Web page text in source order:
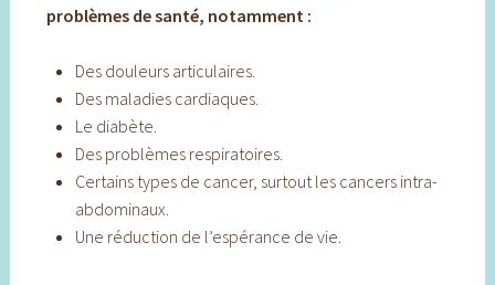
problèmes de santé, notamment :
Des douleurs articulaires.
Des maladies cardiaques.
Le diabète.
Des problèmes respiratoires.
Certains types de cancer, surtout les cancers intra-
abdominaux.
Une réduction de l’espérance de vie.